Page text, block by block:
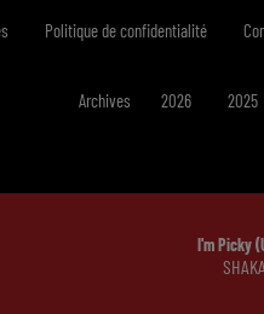
I'm Picky
Politique de confidentialité
Archives 2026 2025